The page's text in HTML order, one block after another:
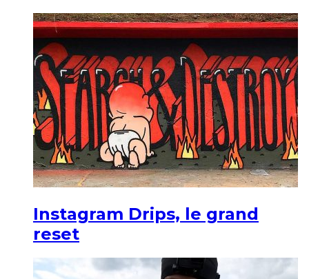
Instagram Drips, le grand
reset